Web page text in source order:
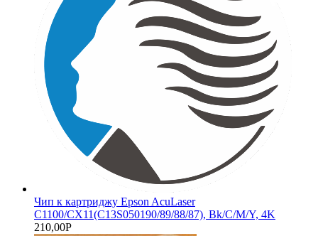
Чип к картриджу Epson AcuLaser
C1100/CX11(C13S050190/89/88/87), Bk/C/M/Y, 4K
210,00Р